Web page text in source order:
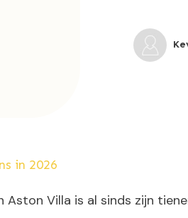
in 2026
Villa is al sinds zijn